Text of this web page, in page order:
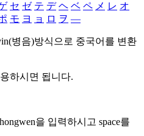
セ ゼ テ デ ヘ ベ ペ メ レ オ
モ ヨ ョ ロ ヲ ―
병음)방식으로 중국어를 변환
하시면 됩니다.
을 입력하시고 space를